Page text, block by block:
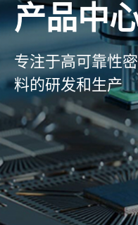
产品中
专注于高可靠性
料的研发和生产